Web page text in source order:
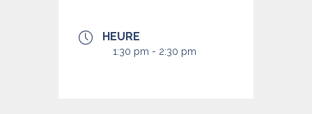
HEURE
1:30 pm - 2:30 pm